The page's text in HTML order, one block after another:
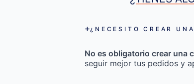
¿NECESITO CREAR
No es obligatorio crear una
seguir mejor tus pedidos y